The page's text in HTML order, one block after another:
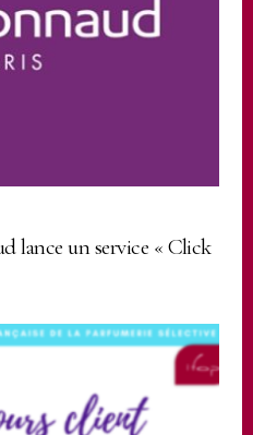
lance un service « Click